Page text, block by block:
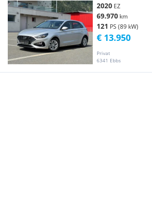
2020 EZ
69.970 km
121 PS (89 kW)
Privat
6341 Ebbs
€ 13.950